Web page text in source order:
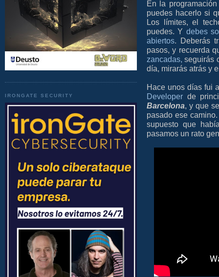
IRONGATE SECURITY
En la
puedes hacerlo si
Los límites, el
puedes. Y debes
abiertos. Deberás
pasos, y recuerda
zancadas, seguirás
día, mirarás atrás y
Hace unos días fui
Developer de
Barcelona, y que
pasado ese
supuesto que
pasamos un rato